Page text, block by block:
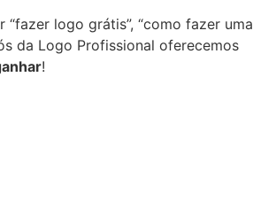
logo grátis”, “como fazer uma
da Logo Profissional oferecemos
!